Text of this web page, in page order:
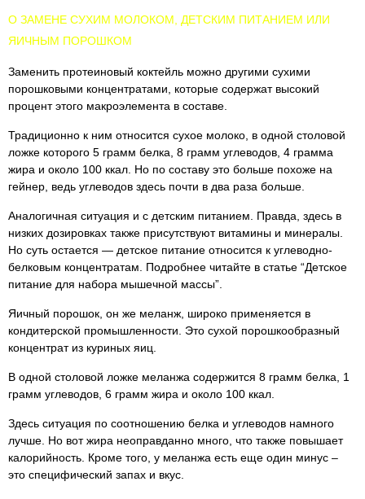
О ЗАМЕНЕ СУХИМ МОЛОКОМ, ДЕТСКИМ ПИТАНИЕМ ИЛИ
ЯИЧНЫМ ПОРОШКОМ
Заменить протеиновый коктейль можно другими сухими
порошковыми концентратами, которые содержат высокий
процент этого макроэлемента в составе.
Традиционно к ним относится сухое молоко, в одной столовой
ложке которого 5 грамм белка, 8 грамм углеводов, 4 грамма
жира и около 100 ккал. Но по составу это больше похоже на
гейнер, ведь углеводов здесь почти в два раза больше.
Аналогичная ситуация и с детским питанием. Правда, здесь в
низких дозировках также присутствуют витамины и минералы.
Но суть остается — детское питание относится к углеводно-
белковым концентратам. Подробнее читайте в статье “Детское
питание для набора мышечной массы”.
Яичный порошок, он же меланж, широко применяется в
кондитерской промышленности. Это сухой порошкообразный
концентрат из куриных яиц.
В одной столовой ложке меланжа содержится 8 грамм белка, 1
грамм углеводов, 6 грамм жира и около 100 ккал.
Здесь ситуация по соотношению белка и углеводов намного
лучше. Но вот жира неоправданно много, что также повышает
калорийность. Кроме того, у меланжа есть еще один минус –
это специфический запах и вкус.